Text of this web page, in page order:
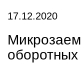
17.12.2020
оборотных